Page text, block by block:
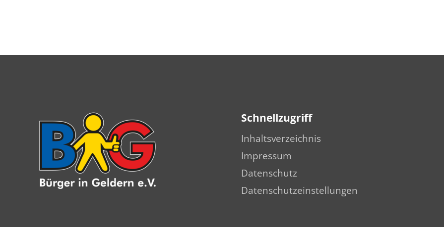
Schnellzugriff
Inhaltsverzeichnis
Impressum
Datenschutz
Datenschutzeinstellungen